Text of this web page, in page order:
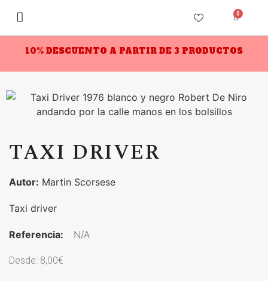
0
10% DESCUENTO A PARTIR DE 3 PRODUCTOS
TAXI DRIVER
Autor: Martin Scorsese
Taxi driver
Referencia: N/A
Desde: 8,00€